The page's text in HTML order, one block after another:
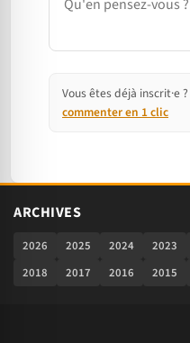
Vous êtes déjà inscrit·e ?
commenter en 1 clic
ARCHIVES
2026 2025 2024 2023
2018
2017 2016 2015